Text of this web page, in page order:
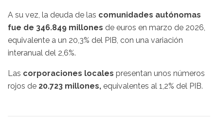
A su vez, la deuda de las comunidades autónomas
fue de 346.849 millones de euros en marzo de 2026,
equivalente a un 20,3% del PIB, con una variación
interanual del 2,6%.
Las corporaciones locales presentan unos números
rojos de 20.723 millones, equivalentes al 1,2% del PIB.